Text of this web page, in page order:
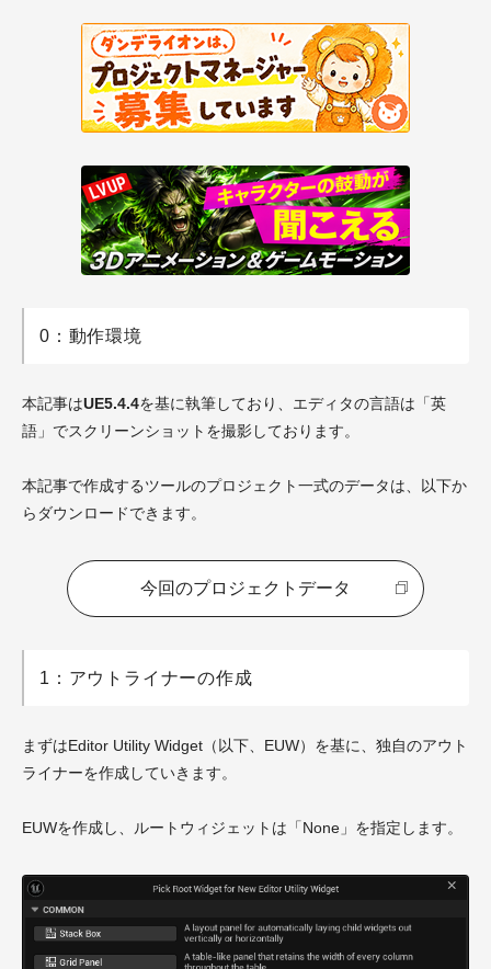
0：動作環境
本記事はUE5.4.4を基に執筆しており、エディタの言語は「英
語」でスクリーンショットを撮影しております。
本記事で作成するツールのプロジェクト一式のデータは、以下か
らダウンロードできます。
今回のプロジェクトデータ
1：アウトライナーの作成
まずはEditor Utility Widget（以下、EUW）を基に、独自のアウト
ライナーを作成していきます。
EUWを作成し、ルートウィジェットは「None」を指定します。